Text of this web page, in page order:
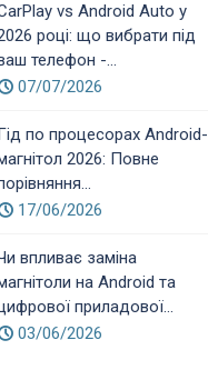
vs Android Auto у
році: що вибрати під
телефон -...
07/07/2026
по процесорах Android-
2026: Повне
17/06/2026
впливає заміна
на Android та
приладової...
03/06/2026